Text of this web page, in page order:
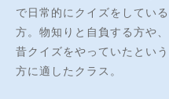
で日常的にクイズをしている
方。物知りと自負する方や、
昔クイズをやっていたという
方に適したクラス。